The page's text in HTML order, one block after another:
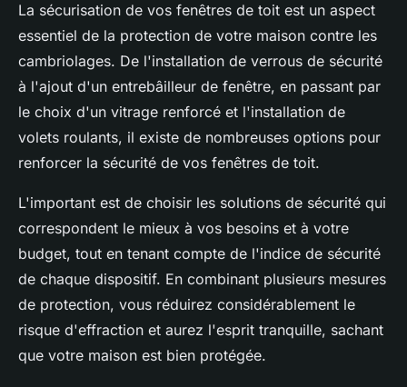
La sécurisation de vos fenêtres de toit est un aspect
essentiel de la protection de votre maison contre les
cambriolages. De l'installation de verrous de sécurité
à l'ajout d'un entrebâilleur de fenêtre, en passant par
le choix d'un vitrage renforcé et l'installation de
volets roulants, il existe de nombreuses options pour
renforcer la sécurité de vos fenêtres de toit.
L'important est de choisir les solutions de sécurité qui
correspondent le mieux à vos besoins et à votre
budget, tout en tenant compte de l'indice de sécurité
de chaque dispositif. En combinant plusieurs mesures
de protection, vous réduirez considérablement le
risque d'effraction et aurez l'esprit tranquille, sachant
que votre maison est bien protégée.